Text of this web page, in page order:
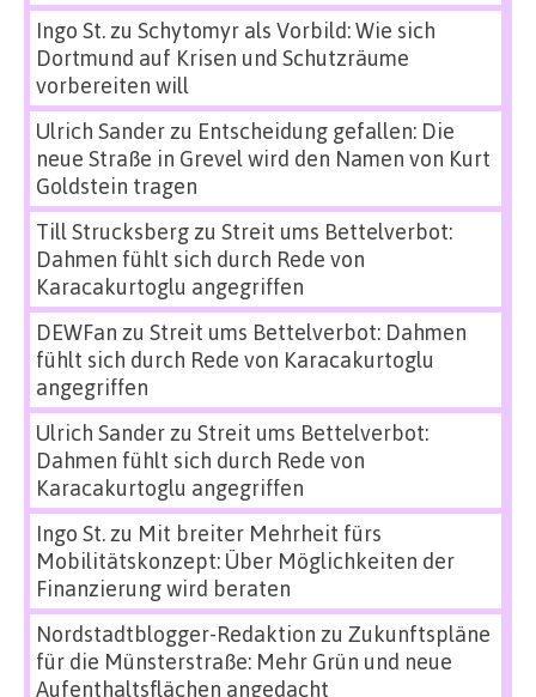
Ingo St.zu Schytomyr als Vorbild: Wie sich
Dortmund auf Krisen und Schutzräume
vorbereiten will
Ulrich Sanderzu Entscheidung gefallen: Die
neue Straße in Grevel wird den Namen von Kurt
Goldstein tragen
Till Strucksbergzu Streit ums Bettelverbot:
Dahmen fühlt sich durch Rede von
Karacakurtoglu angegriffen
DEWFan zu Streit ums Bettelverbot: Dahmen
fühlt sich durch Rede von Karacakurtoglu
angegriffen
Ulrich Sanderzu Streit ums Bettelverbot:
Dahmen fühlt sich durch Rede von
Karacakurtoglu angegriffen
Ingo St.zu Mit breiter Mehrheit fürs
Mobilitätskonzept: Über Möglichkeiten der
Finanzierung wird beraten
Nordstadtblogger-Redaktion zu Zukunftspläne
für die Münsterstraße: Mehr Grün und neue
Aufenthaltsflächen angedacht